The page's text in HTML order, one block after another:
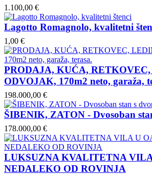
1.100,00 €
Lagotto Romagnolo, kvalitetni
1,00 €
PRODAJA, KUĆA,
ODVOJAK, 170m2 neto, garaža,
198.000,00 €
ŠIBENIK, ZATON - Dvosoban
178.000,00 €
LUKSUZNA KVALITETNA
NEDALEKO OD ROVINJA